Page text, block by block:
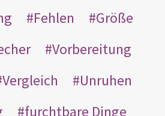
Fehlen
Größe
Vorbereitung
Vergleich
Unruhen
furchtbare Dinge